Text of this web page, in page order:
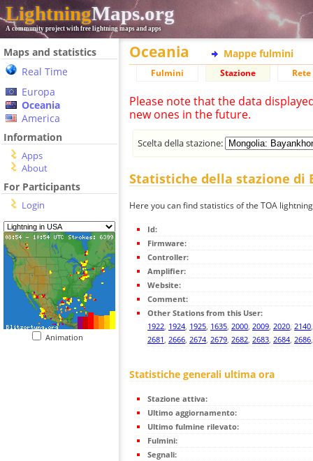
LightningMaps.org
A community project with free lightning maps and apps
Maps and statistics
Real Time
Europa
Oceania
America
Information
Apps
About
For Participants
Login
Animation
Oceania Mappe fulmini
Fulmini Stazione
Please note that the data
new ones in the future.
Scelta della stazione:
Statistiche della stazione di
Here you can find statistics of the TOA
Id:
Firmware:
Controller:
Amplifier:
Website:
Comment:
Other Stations from this User:
1922, 1924, 1925, 1635, 2000, 2009, 2020, 2140
2681, 2666, 2674, 2679, 2682, 2683, 2684, 2686
Statistiche generali ultima ora
Stazione attiva:
Ultimo aggiornamento:
Ultimo fulmine rilevato:
Fulmini:
Segnali: